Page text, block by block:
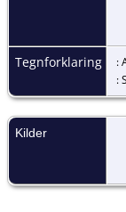
Tegnforklaring :
:
Kilder